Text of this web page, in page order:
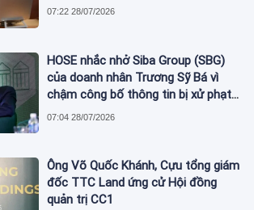
07:22 28/07/2026
HOSE nhắc nhở Siba Group (SBG)
của doanh nhân Trương Sỹ Bá vì
chậm công bố thông tin bị xử phạt
thuế
07:04 28/07/2026
Ông Võ Quốc Khánh, Cựu tổng giám
đốc TTC Land ứng cử Hội đồng
quản trị CC1